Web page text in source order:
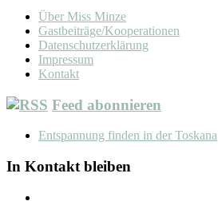
Über Miss Minze
Gastbeiträge/Kooperationen
Datenschutzerklärung
Impressum
Kontakt
Feed abonnieren
Entspannung finden in der Toskana
In Kontakt bleiben